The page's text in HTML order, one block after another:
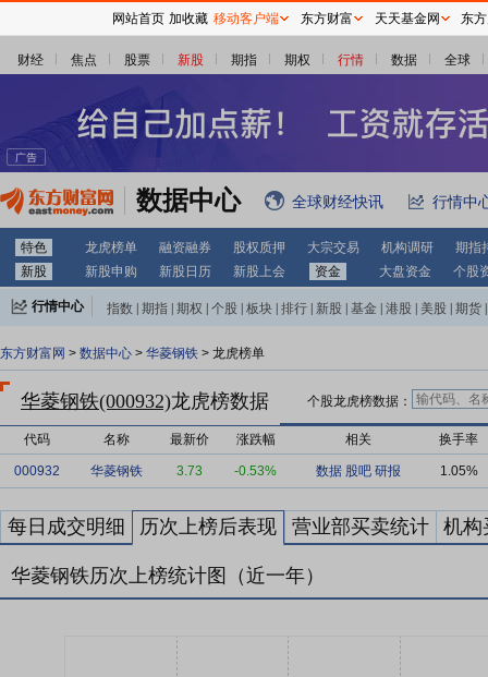
财经 焦点 股票 新股 期指 期权 行情 数据 全球
数据中心 全球财经快讯 行情中
特色 龙虎榜单 融资融券 股权质押 大宗交易 机构调研
期指
新股
新股申购 新股日历 新股上会 资金 大盘资金 个股
行情中心 指数 期指 期权 个股 板块 排行 新股 基金 港股 美股 期货
东方财富网 > 数据中心 > 华菱钢铁 > 龙虎榜单
华菱钢铁(000932)龙虎榜数据 个股龙虎榜数据：
代码 名称 最新价 涨跌幅 相关 换手率
000932 华菱钢铁 3.73 -0.53% 数据 股吧 研报 1.05%
每日成交明细 历次上榜后表现 营业部买卖统计 机构
华菱钢铁历次上榜统计图（近一年）
网站首页 加收藏 移动客户端 东方财富 天天基金网 东